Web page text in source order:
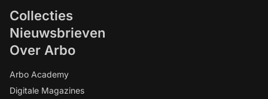
Collecties
Nieuwsbrieven
Over Arbo
Arbo Academy
Digitale Magazines